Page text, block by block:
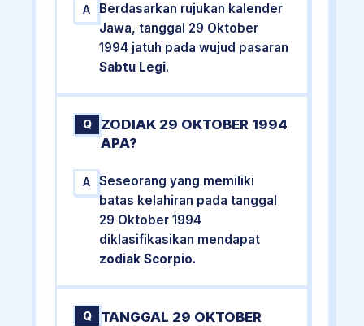
A
Berdasarkan rujukan kalender
Jawa, tanggal 29 Oktober
1994 jatuh pada wujud pasaran
Sabtu Legi.
Q
ZODIAK 29 OKTOBER 1994
APA?
A
Seseorang yang memiliki
batas kelahiran pada tanggal
29 Oktober 1994
diklasifikasikan mendapat
zodiak Scorpio.
Q
TANGGAL 29 OKTOBER